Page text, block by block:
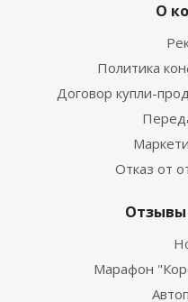
О
Политика
Договор купли-
Отказ от
Отзывы
Марафон